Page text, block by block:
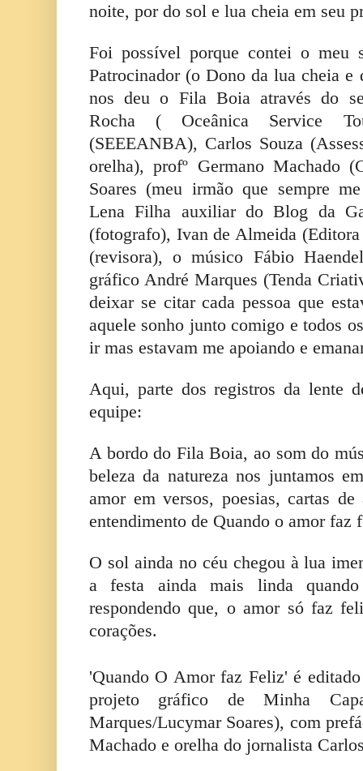
noite, por do sol e lua cheia em seu
Foi possível porque contei o meu
Patrocinador (o Dono da lua cheia
nos deu o Fila Boia através do
Rocha ( Oceânica Service
(SEEEANBA), Carlos Souza
orelha), profº Germano Machado
Soares (meu irmão que sempre
Lena Filha auxiliar do Blog da
(fotografo), Ivan de Almeida
(revisora), o músico Fábio
gráfico André Marques (Tenda
deixar se citar cada pessoa que
aquele sonho junto comigo e todos
ir mas estavam me apoiando e
Aqui, parte dos registros da lente
equipe:
A bordo do Fila Boia, ao som do
beleza da natureza nos juntamos
amor em versos, poesias, cartas
entendimento de Quando o amor faz
O sol ainda no céu chegou à lua
a festa ainda mais linda quando
respondendo que, o amor só faz
corações.
'Quando O Amor faz Feliz' é
projeto gráfico de Minha
Marques/Lucymar Soares), com
Machado e orelha do jornalista